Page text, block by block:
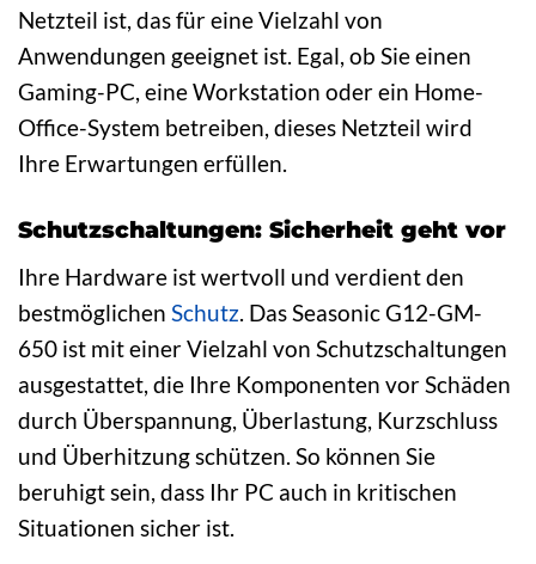
Netzteil ist, das für eine Vielzahl von
Anwendungen geeignet ist. Egal, ob Sie einen
Gaming-PC, eine Workstation oder ein Home-
Office-System betreiben, dieses Netzteil wird
Ihre Erwartungen erfüllen.
Schutzschaltungen: Sicherheit geht vor
Ihre Hardware ist wertvoll und verdient den
bestmöglichen Schutz. Das Seasonic G12-GM-
650 ist mit einer Vielzahl von Schutzschaltungen
ausgestattet, die Ihre Komponenten vor Schäden
durch Überspannung, Überlastung, Kurzschluss
und Überhitzung schützen. So können Sie
beruhigt sein, dass Ihr PC auch in kritischen
Situationen sicher ist.